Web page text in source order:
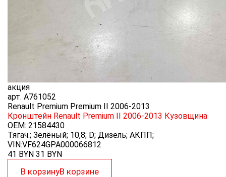
акция
арт. A761052
Renault Premium Premium II 2006-2013
Кронштейн Renault Premium II 2006-2013 Кузовщина
OEM: 21584430
Тягач.; Зелёный; 10,8; D; Дизель; АКПП;
VIN:VF624GPA000066812
41 BYN 31 BYN
В корзинуВ корзине